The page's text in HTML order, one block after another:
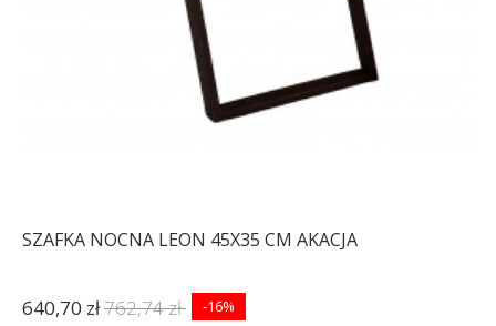
SZAFKA NOCNA LEON 45X35 CM AKACJA
640,70 zł762,74 zł -16%